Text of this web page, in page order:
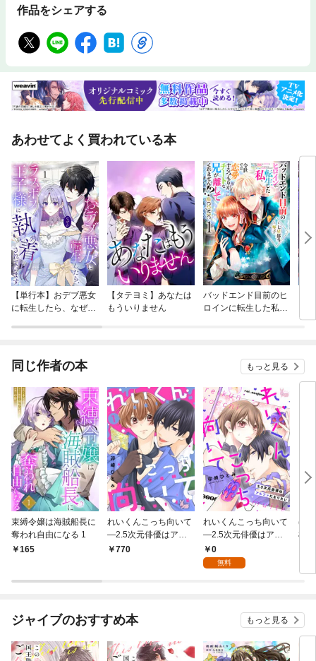
作品をシェアする
あわせてよく買われている本
【単行本】おデブ悪女
に転生したら、なぜか
【タテヨミ】あなたは
もういりません
バッドエンド目前のヒ
ロインに転生した私、
同じ作者の本 もっと見る
束縛令嬢は海賊船長に
奪われ自由になる 1
165
れいくんこっち向いて
―2.5次元俳優はアル
ファになりたい―【合
770
れいくんこっち向いて
―2.5次元俳優はアル
ファになりたい―１
0
無料
ほ
様
ジャイブのおすすめ本 もっと見る